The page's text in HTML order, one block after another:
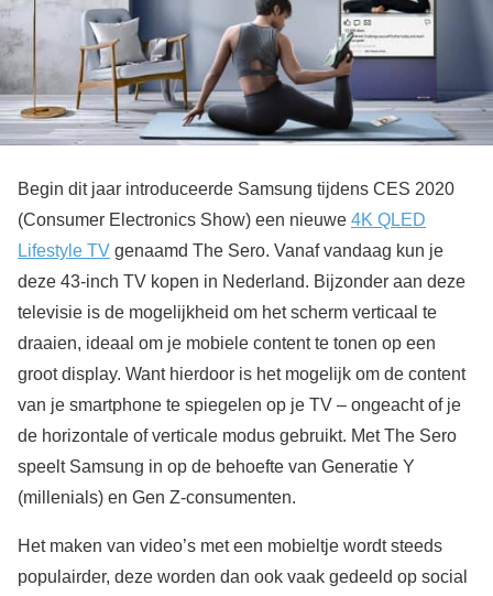
Begin dit jaar introduceerde Samsung tijdens CES 2020
(Consumer Electronics Show) een nieuwe 4K QLED
Lifestyle TV genaamd The Sero. Vanaf vandaag kun je
deze 43-inch TV kopen in Nederland. Bijzonder aan deze
televisie is de mogelijkheid om het scherm verticaal te
draaien, ideaal om je mobiele content te tonen op een
groot display. Want hierdoor is het mogelijk om de content
van je smartphone te spiegelen op je TV – ongeacht of je
de horizontale of verticale modus gebruikt. Met The Sero
speelt Samsung in op de behoefte van Generatie Y
(millenials) en Gen Z-consumenten.
Het maken van video’s met een mobieltje wordt steeds
populairder, deze worden dan ook vaak gedeeld op social